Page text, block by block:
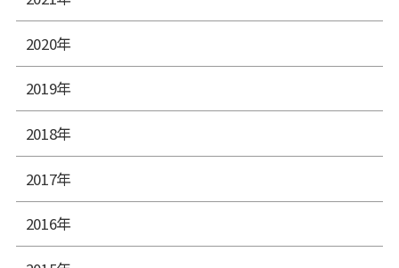
2020年
2019年
2018年
2017年
2016年